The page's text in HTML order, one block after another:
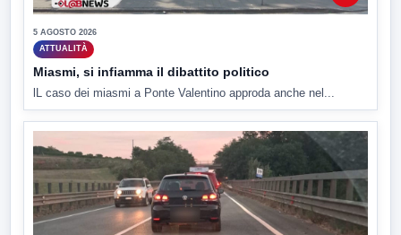
5 AGOSTO 2026
ATTUALITÀ
Miasmi, si infiamma il dibattito politico
lL caso dei miasmi a Ponte Valentino approda anche nel...